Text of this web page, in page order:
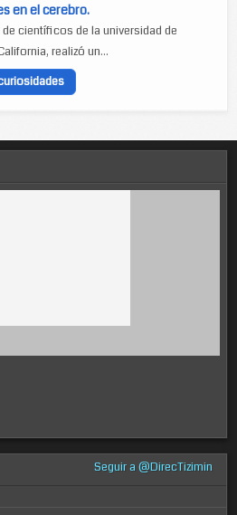
en el cerebro.
científicos de la universidad de
realizó un...
Seguir a @DirecTizimin